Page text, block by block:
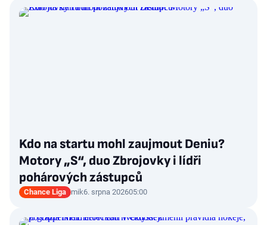
Kdo na startu mohl zaujmout Deniu?
Motory „S“, duo Zbrojovky i lídři
pohárových zástupců
Chance Liga mik6. srpna 202605:00